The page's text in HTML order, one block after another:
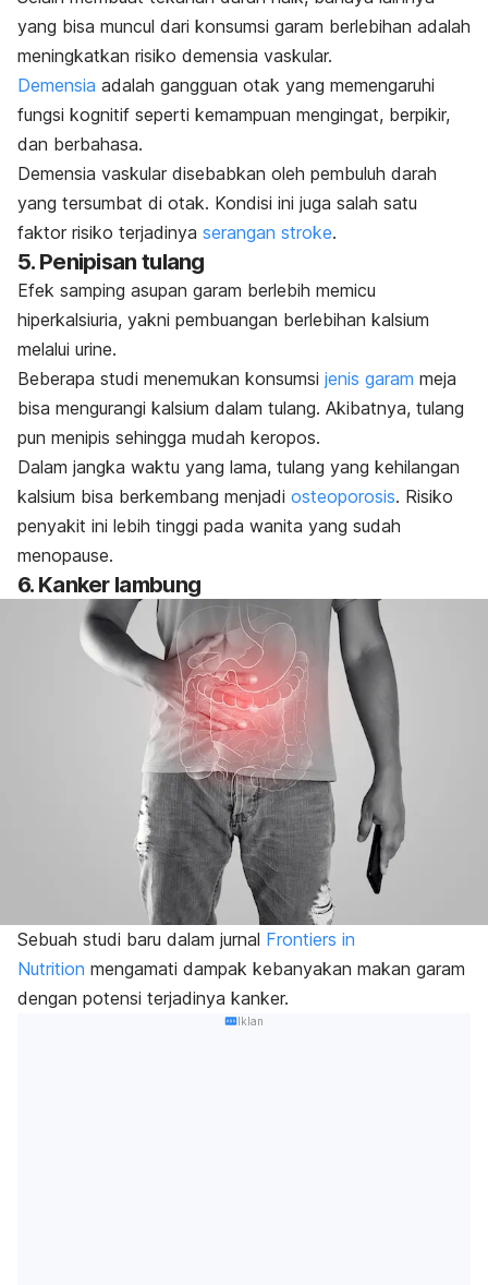
yang bisa muncul dari konsumsi garam berlebihan adalah
meningkatkan risiko demensia vaskular.
Demensia adalah gangguan otak yang memengaruhi
fungsi kognitif seperti kemampuan mengingat, berpikir,
dan berbahasa.
Demensia vaskular disebabkan oleh pembuluh darah
yang tersumbat di otak. Kondisi ini juga salah satu
faktor risiko terjadinya serangan stroke.
5. Penipisan tulang
Efek samping asupan garam berlebih memicu
hiperkalsiuria, yakni pembuangan berlebihan kalsium
melalui urine.
Beberapa studi menemukan konsumsi jenis garam meja
bisa mengurangi kalsium dalam tulang. Akibatnya, tulang
pun menipis sehingga mudah keropos.
Dalam jangka waktu yang lama, tulang yang kehilangan
kalsium bisa berkembang menjadi osteoporosis. Risiko
penyakit ini lebih tinggi pada wanita yang sudah
menopause.
6. Kanker lambung
Sebuah studi baru dalam jurnal Frontiers in
Nutrition mengamati dampak kebanyakan makan garam
dengan potensi terjadinya kanker.
Iklan